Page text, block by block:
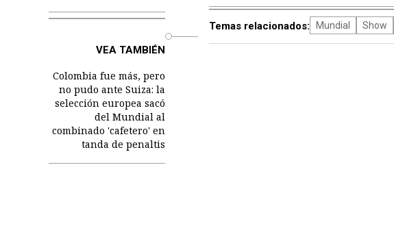
VEA TAMBIÉN
Colombia fue más, pero
no pudo ante Suiza: la
selección europea sacó
del Mundial al
combinado 'cafetero' en
tanda de penaltis
Temas relacionados: Mundial Show